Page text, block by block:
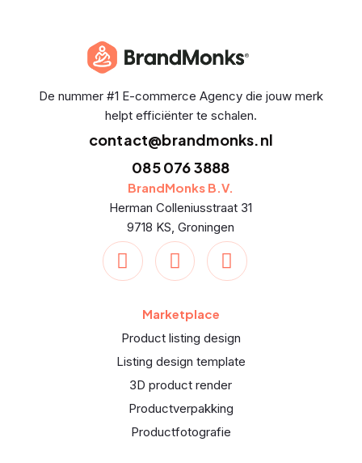
De nummer #1 E-commerce Agency die jouw merk
helpt efficiënter te schalen.
contact@brandmonks.nl
085 076 3888
BrandMonks B.V.
Herman Colleniusstraat 31
9718 KS, Groningen
Marketplace
Product listing design
Listing design template
3D product render
Productverpakking
Productfotografie